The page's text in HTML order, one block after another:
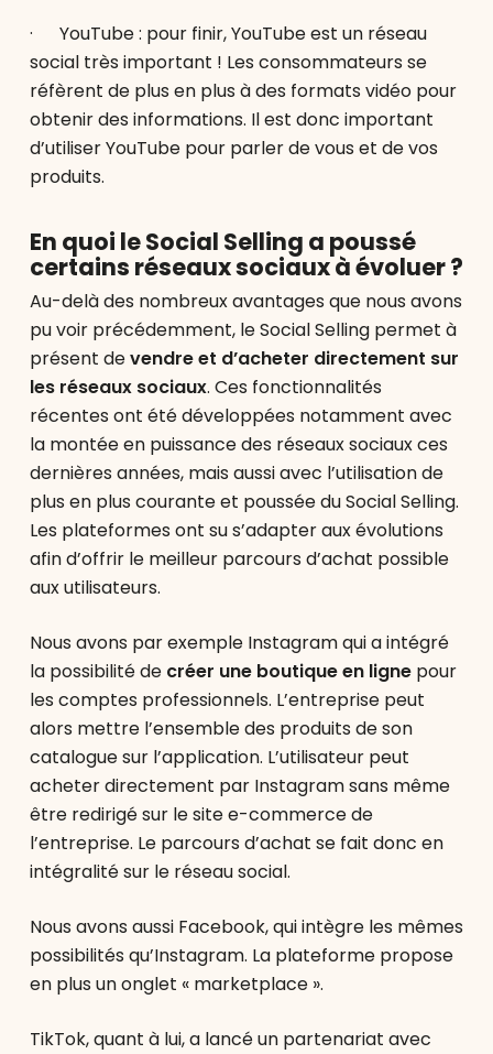
· YouTube : pour finir, YouTube est un réseau
social très important ! Les consommateurs se
réfèrent de plus en plus à des formats vidéo pour
obtenir des informations. Il est donc important
d’utiliser YouTube pour parler de vous et de vos
produits.
En quoi le Social Selling a poussé
certains réseaux sociaux à évoluer ?
Au-delà des nombreux avantages que nous avons
pu voir précédemment, le Social Selling permet à
présent devendre et d’acheter directement sur
les réseaux sociaux. Ces fonctionnalités
récentes ont été développées notamment avec
la montée en puissance des réseaux sociaux ces
dernières années, mais aussi avec l’utilisation de
plus en plus courante et poussée du Social Selling.
Les plateformes ont su s’adapter aux évolutions
afin d’offrir le meilleur parcours d’achat possible
aux utilisateurs.
Nous avons par exemple Instagram qui a intégré
la possibilité de créer une boutique en lignepour
les comptes professionnels. L’entreprise peut
alors mettre l’ensemble des produits de son
catalogue sur l’application. L’utilisateur peut
acheter directement par Instagram sans même
être redirigé sur le site e-commerce de
l’entreprise. Le parcours d’achat se fait donc en
intégralité sur le réseau social.
Nous avons aussi Facebook, qui intègre les mêmes
possibilités qu’Instagram. La plateforme propose
en plus un onglet « marketplace ».
TikTok, quant à lui, a lancé un partenariat avec